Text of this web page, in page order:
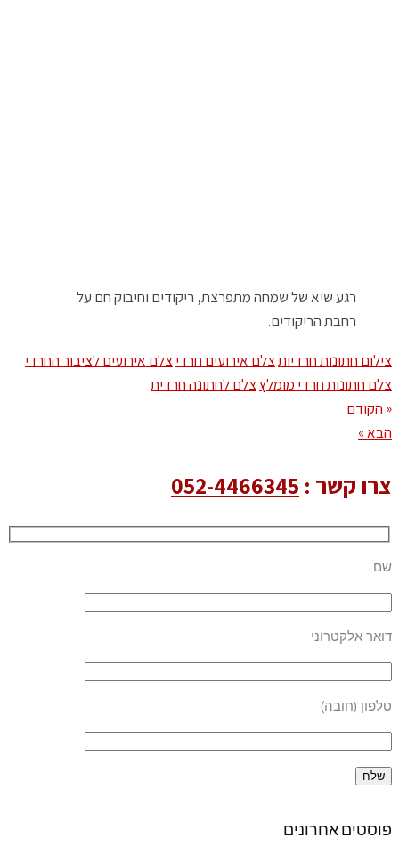
רגע שיא של שמחה מתפרצת, ריקודים וחיבוק חם על
רחבת הריקודים.
צילום חתונות חרדיותצלם אירועים חרדי צלם אירועים לציבור החרדי
צלם חתונות חרדי מומלץ צלם לחתונה חרדית
« הקודם
הבא »
צרו קשר : 052-4466345
שם
דואר אלקטרוני
טלפון (חובה)
פוסטים אחרונים